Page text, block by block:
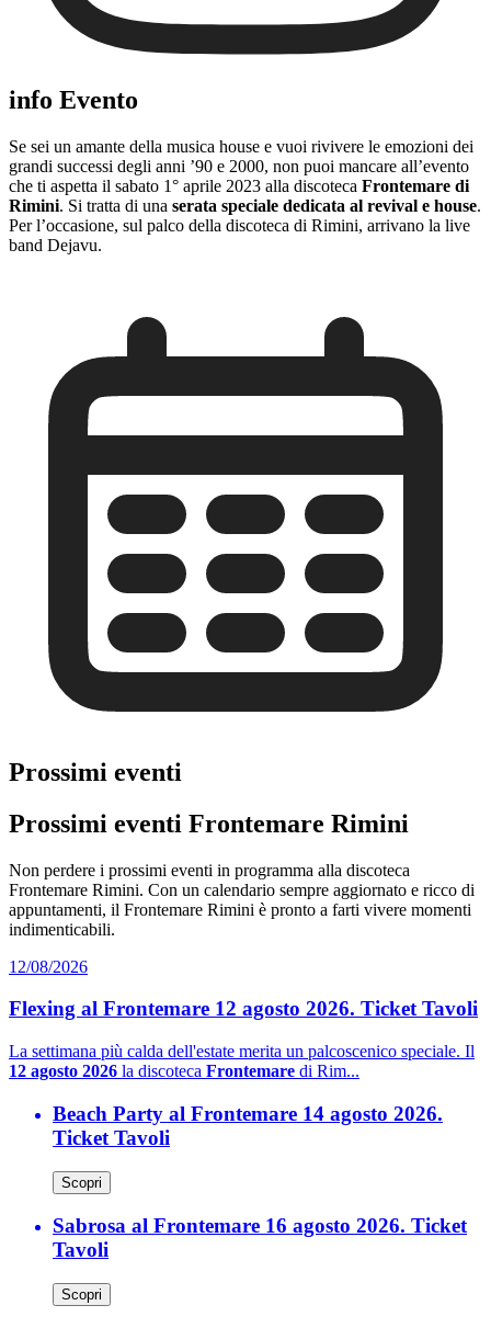
info Evento
Se sei un amante della musica house e vuoi rivivere le emozioni dei
grandi successi degli anni ’90 e 2000, non puoi mancare all’evento
che ti aspetta il sabato 1° aprile 2023 alla discoteca Frontemare di
Rimini. Si tratta di una serata speciale dedicata al revival e house.
Per l’occasione, sul palco della discoteca di Rimini, arrivano la live
band Dejavu.
Prossimi eventi
Prossimi eventi Frontemare Rimini
Non perdere i prossimi eventi in programma alla discoteca
Frontemare Rimini. Con un calendario sempre aggiornato e ricco di
appuntamenti, il Frontemare Rimini è pronto a farti vivere momenti
indimenticabili.
12/08/2026
Flexing al Frontemare 12 agosto 2026. Ticket Tavoli
La settimana più calda dell'estate merita un palcoscenico speciale. Il
12 agosto 2026 la discoteca Frontemare di Rim...
Beach Party al Frontemare 14 agosto 2026.
Ticket Tavoli
Scopri
Sabrosa al Frontemare 16 agosto 2026. Ticket
Tavoli
Scopri